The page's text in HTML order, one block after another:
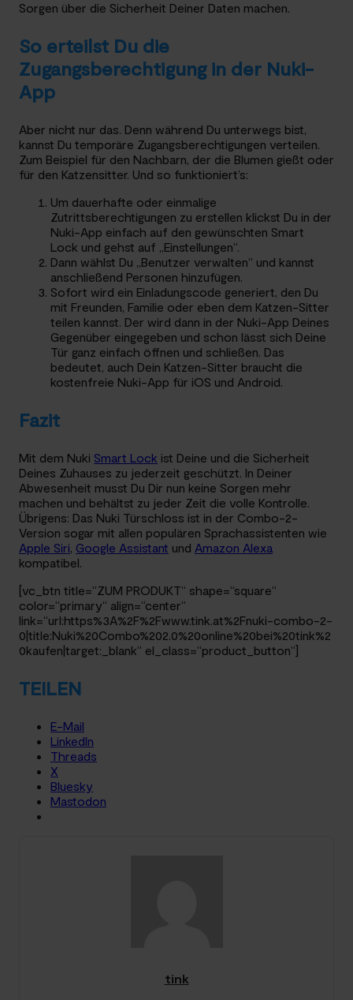
Sorgen über die Sicherheit Deiner Daten machen.
So erteilst Du die
Zugangsberechtigung in der Nuki-
App
Aber nicht nur das. Denn während Du unterwegs bist,
kannst Du temporäre Zugangsberechtigungen verteilen.
Zum Beispiel für den Nachbarn, der die Blumen gießt oder
für den Katzensitter. Und so funktioniert’s:
Um dauerhafte oder einmalige
Zutrittsberechtigungen zu erstellen klickst Du in der
Nuki-App einfach auf den gewünschten Smart
Lock und gehst auf „Einstellungen“.
Dann wählst Du „Benutzer verwalten“ und kannst
anschließend Personen hinzufügen.
Sofort wird ein Einladungscode generiert, den Du
mit Freunden, Familie oder eben dem Katzen-Sitter
teilen kannst. Der wird dann in der Nuki-App Deines
Gegenüber eingegeben und schon lässt sich Deine
Tür ganz einfach öffnen und schließen. Das
bedeutet, auch Dein Katzen-Sitter braucht die
kostenfreie Nuki-App für iOS und Android.
Fazit
Mit dem Nuki Smart Lock ist Deine und die Sicherheit
Deines Zuhauses zu jederzeit geschützt. In Deiner
Abwesenheit musst Du Dir nun keine Sorgen mehr
machen und behältst zu jeder Zeit die volle Kontrolle.
Übrigens: Das Nuki Türschloss ist in der Combo-2-
Version sogar mit allen populären Sprachassistenten wie
Apple Siri, Google Assistant und Amazon Alexa
kompatibel.
[vc_btn title=“ZUM PRODUKT“ shape=“square“
color=“primary“ align=“center“
link=“url:https%3A%2F%2Fwww.tink.at%2Fnuki-combo-2-
0|title:Nuki%20Combo%202.0%20online%20bei%20tink%2
0kaufen|target:_blank“ el_class=“product_button“]
TEILEN
E-Mail
LinkedIn
Threads
X
Bluesky
Mastodon
tink